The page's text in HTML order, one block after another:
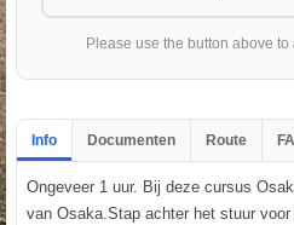
Please use the button above
Info Documenten Route
Ongeveer 1 uur. Bij deze cursus
van Osaka.Stap achter het stuur